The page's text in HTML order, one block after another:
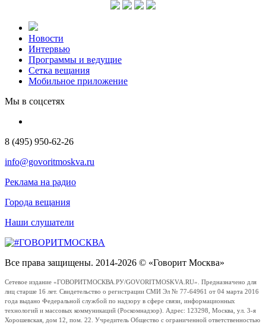
Новости
Интервью
Программы и ведущие
Сетка вещания
Мобильное приложение
Мы в соцсетях
8 (495) 950-62-26
info@govoritmoskva.ru
Реклама на радио
Города вещания
Наши слушатели
Все права защищены. 2014-2026 © «Говорит Москва»
Сетевое издание «ГОВОРИТМОСКВА.РУ/GOVORITMOSKVA.RU». Предназначено для
лиц старше 16 лет. Свидетельство о регистрации СМИ Эл № 77-64961 от 04 марта 2016
года выдано Федеральной службой по надзору в сфере связи, информационных
технологий и массовых коммуникаций (Роскомнадзор). Адрес: 123298, Москва, ул. 3-я
Хорошевская, дом 12, пом. 22. Учредитель Общество с ограниченной ответственностью